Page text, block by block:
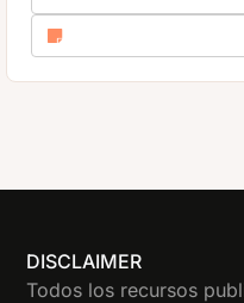
DISCLAIMER
Todos los recursos